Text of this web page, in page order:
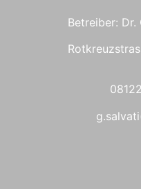
Betreiber: Dr.